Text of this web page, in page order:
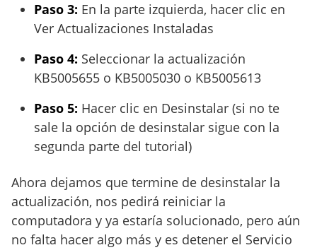
Paso 3: En la parte izquierda, hacer clic en
Ver Actualizaciones Instaladas
Paso 4: Seleccionar la actualización
KB5005655 o KB5005030 o KB5005613
Paso 5: Hacer clic en Desinstalar (si no te
sale la opción de desinstalar sigue con la
segunda parte del tutorial)
Ahora dejamos que termine de desinstalar la
actualización, nos pedirá reiniciar la
computadora y ya estaría solucionado, pero aún
no falta hacer algo más y es detener el Servicio